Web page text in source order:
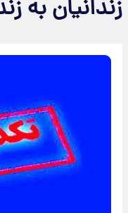
زندانیان به